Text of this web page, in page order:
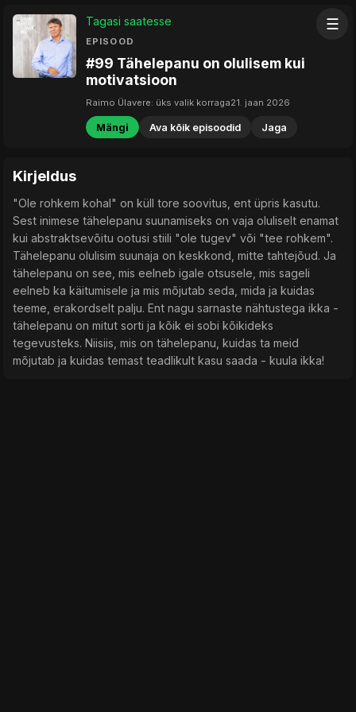
☰
Tagasi saatesse
EPISOOD
#99 Tähelepanu on olulisem kui
motivatsioon
Raimo Ülavere: üks valik korraga21. jaan 2026
Mängi Ava kõik episoodid Jaga
Kirjeldus
"Ole rohkem kohal" on küll tore soovitus, ent üpris kasutu.
Sest inimese tähelepanu suunamiseks on vaja oluliselt enamat
kui abstraktsevõitu ootusi stiili "ole tugev" või "tee rohkem".
Tähelepanu olulisim suunaja on keskkond, mitte tahtejõud. Ja
tähelepanu on see, mis eelneb igale otsusele, mis sageli
eelneb ka käitumisele ja mis mõjutab seda, mida ja kuidas
teeme, erakordselt palju. Ent nagu sarnaste nähtustega ikka -
tähelepanu on mitut sorti ja kõik ei sobi kõikideks
tegevusteks. Niisiis, mis on tähelepanu, kuidas ta meid
mõjutab ja kuidas temast teadlikult kasu saada - kuula ikka!